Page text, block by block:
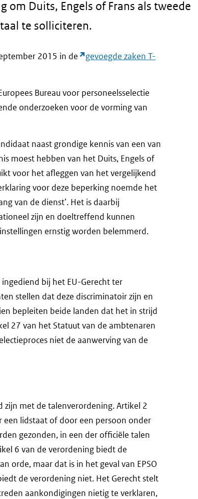
om Duits, Engels of Frans als tweede
te solliciteren.
2015 in de
gevoegde zaken T-
Bureau voor personeelsselectie
onderzoeken voor de vorming van
naast grondige kennis van een van
moest hebben van het Duits, Engels of
voor het afleggen van het vergelijkend
voor deze beperking noemde het
van de dienst’. Het is daarbij
zijn en doeltreffend kunnen
ernstig worden belemmerd.
bij het EU-Gerecht ter
stellen dat deze discriminatoir zijn en
bepleiten beide landen dat het in strijd
27 van het Statuut van de ambtenaren
niet de aanwerving van de
met de talenverordening. Artikel 2
lidstaat of door een persoon onder
gezonden, in een der officiële talen
6 van de verordening biedt de
orde, maar dat is in het geval van EPSO
de verordening niet. Het Gerecht stelt
aankondigingen nietig te verklaren,